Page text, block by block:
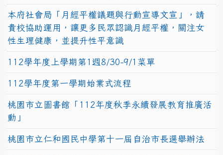
本府社會局「月經平權議題與行動宣導文宣」，請
貴校協助運用，讓更多民眾認識月經平權，關注女
性生理健康，並提升性平意識
112學年度上學期第1週8/30-9/1菜單
112學年度第一學期始業式流程
桃園市立圖書館「112年度秋季永續發展教育推廣活
動」
桃園市立仁和國民中學第十一屆自治市長選舉辦法